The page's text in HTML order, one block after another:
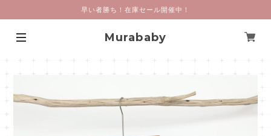
早い者勝ち！在庫セール開催中！
Murababy